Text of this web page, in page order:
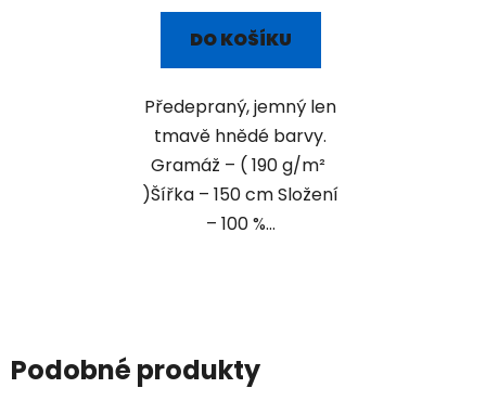
DO KOŠÍKU
Předepraný, jemný len
tmavě hnědé barvy.
Gramáž – ( 190 g/m²
)Šířka – 150 cm Složení
– 100 %...
Podobné produkty